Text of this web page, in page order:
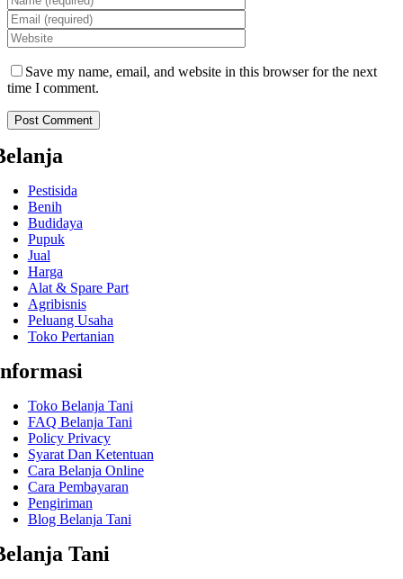
Save my name, email, and website in this browser for the next
time I comment.
Pestisida
Benih
Budidaya
Pupuk
Jual
Harga
Alat & Spare Part
Agribisnis
Peluang Usaha
Toko Pertanian
Toko Belanja Tani
FAQ Belanja Tani
Policy Privacy
Syarat Dan Ketentuan
Cara Belanja Online
Cara Pembayaran
Pengiriman
Blog Belanja Tani
Tani